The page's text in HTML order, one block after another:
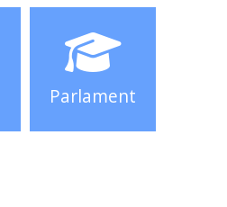
Parlament